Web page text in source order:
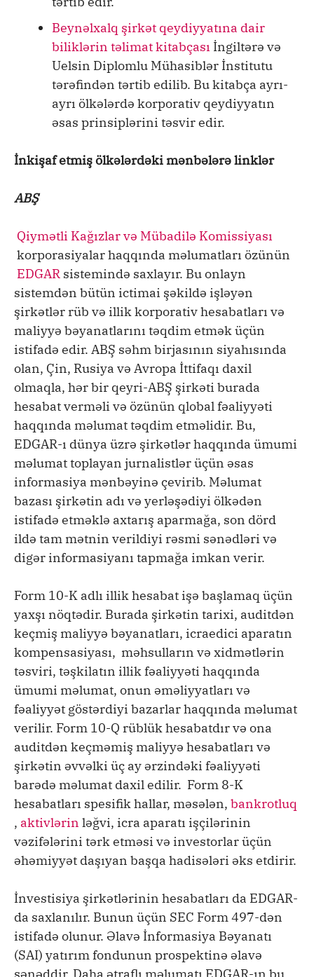
Beynəlxalq şirkət qeydiyyatına dair
biliklərin təlimat kitabçası İngiltərə və
Uelsin Diplomlu Mühasiblər İnstitutu
tərəfindən tərtib edilib. Bu kitabça ayrı-
ayrı ölkələrdə korporativ qeydiyyatın
əsas prinsiplərini təsvir edir.
İnkişaf etmiş ölkələrdəki mənbələrə linklər
ABŞ
Qiymətli Kağızlar və Mübadilə Komissiyası
korporasiyalar haqqında məlumatları özünün
EDGAR sistemində saxlayır. Bu onlayn
sistemdən bütün ictimai şəkildə işləyən
şirkətlər rüb və illik korporativ hesabatları və
maliyyə bəyanatlarını təqdim etmək üçün
istifadə edir. ABŞ səhm birjasının siyahısında
olan, Çin, Rusiya və Avropa İttifaqı daxil
olmaqla, hər bir qeyri-ABŞ şirkəti burada
hesabat verməli və özünün qlobal fəaliyyəti
haqqında məlumat təqdim etməlidir. Bu,
EDGAR-ı dünya üzrə şirkətlər haqqında ümumi
məlumat toplayan jurnalistlər üçün əsas
informasiya mənbəyinə çevirib. Məlumat
bazası şirkətin adı və yerləşədiyi ölkədən
istifadə etməklə axtarış aparmağa, son dörd
ildə tam mətnin verildiyi rəsmi sənədləri və
digər informasiyanı tapmağa imkan verir.
Form 10-K adlı illik hesabat işə başlamaq üçün
yaxşı nöqtədir. Burada şirkətin tarixi, auditdən
keçmiş maliyyə bəyanatları, icraedici aparatın
kompensasiyası, məhsulların və xidmətlərin
təsviri, təşkilatın illik fəaliyyəti haqqında
ümumi məlumat, onun əməliyyatları və
fəaliyyət göstərdiyi bazarlar haqqında məlumat
verilir. Form 10-Q rüblük hesabatdır və ona
auditdən keçməmiş maliyyə hesabatları və
şirkətin əvvəlki üç ay ərzindəki fəaliyyəti
barədə məlumat daxil edilir. Form 8-K
hesabatları spesifik hallar, məsələn, bankrotluq
, aktivlərin ləğvi, icra aparatı işçilərinin
vəzifələrini tərk etməsi və investorlar üçün
əhəmiyyət daşıyan başqa hadisələri əks etdirir.
İnvestisiya şirkətlərinin hesabatları da EDGAR-
da saxlanılır. Bunun üçün SEC Form 497-dən
istifadə olunur. Əlavə İnformasiya Bəyanatı
(SAI) yatırım fondunun prospektinə əlavə
sənəddir. Daha ətraflı məlumatı EDGAR-ın bu